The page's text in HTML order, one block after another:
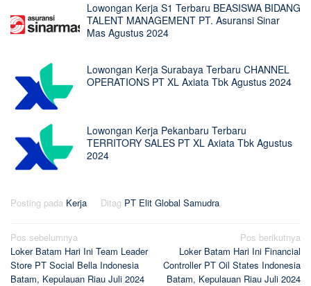
Lowongan Kerja S1 Terbaru BEASISWA BIDANG
TALENT MANAGEMENT PT. Asuransi Sinar
Mas Agustus 2024
Lowongan Kerja Surabaya Terbaru CHANNEL
OPERATIONS PT XL Axiata Tbk Agustus 2024
Lowongan Kerja Pekanbaru Terbaru
TERRITORY SALES PT XL Axiata Tbk Agustus
2024
Posting pada Kerja Ditag PT Elit Global Samudra
Navigasi
pos
Pos sebelumnya
Loker Batam Hari Ini Team Leader
Store PT Social Bella Indonesia
Batam, Kepulauan Riau Juli 2024
Pos berikutnya
Loker Batam Hari Ini Financial
Controller PT Oil States Indonesia
Batam, Kepulauan Riau Juli 2024